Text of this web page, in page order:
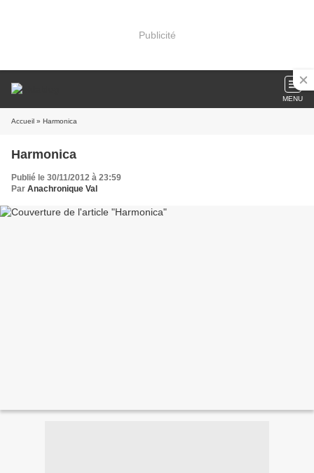
Publicité
MENU
Accueil » Harmonica
Harmonica
Publié le 30/11/2012 à 23:59
Par Anachronique Val